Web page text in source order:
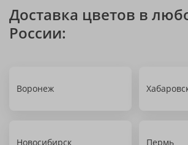
Доставка цветов в
России:
Воронеж
Новосибирск Пермь